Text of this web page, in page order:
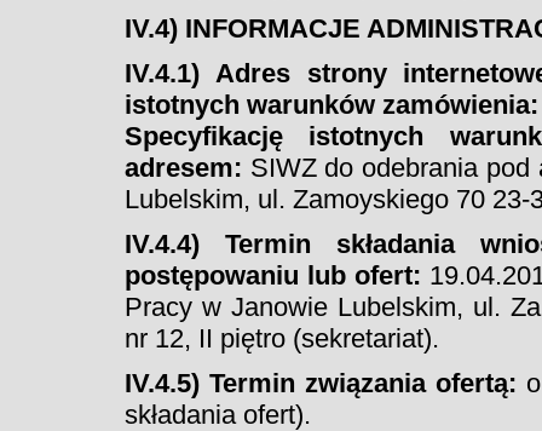
IV.4) INFORMACJE
IV.4.1) Adres strony
istotnych warunków zamówienia:
Specyfikację istotnych
adresem: SIWZ do odebrania
Lubelskim, ul. Zamoyskiego 70
IV.4.4) Termin składania
postępowaniu lub ofert:
Pracy w Janowie Lubelskim, ul.
nr 12, II piętro (sekretariat).
IV.4.5) Termin związania ofertą:
składania ofert).